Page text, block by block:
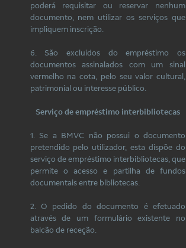
poderá requisitar ou reservar nenhum
documento, nem utilizar os serviços que
impliquem inscrição.
6. São excluídos do empréstimo os
documentos assinalados com um sinal
vermelho na cota, pelo seu valor cultural,
patrimonial ou interesse público.
Serviço de empréstimo interbibliotecas
1. Se a BMVC não possui o documento
pretendido pelo utilizador, esta dispõe do
serviço de empréstimo interbibliotecas, que
permite o acesso e partilha de fundos
documentais entre bibliotecas.
2. O pedido do documento é efetuado
através de um formulário existente no
balcão de receção.